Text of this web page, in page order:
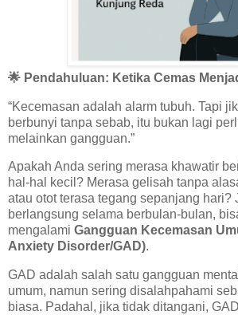
🌟 Pendahuluan: Ketika Cemas
“Kecemasan adalah alarm tubuh. Tapi
berbunyi tanpa sebab, itu bukan lagi
melainkan gangguan.”
Apakah Anda sering merasa khawatir
hal-hal kecil? Merasa gelisah tanpa
atau otot terasa tegang sepanjang hari?
berlangsung selama berbulan-bulan,
mengalami Gangguan Kecemasan
Anxiety Disorder/GAD).
GAD adalah salah satu gangguan
umum, namun sering disalahpahami
biasa. Padahal, jika tidak ditangani,